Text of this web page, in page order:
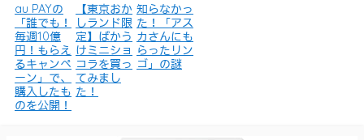
au PAYの
「誰でも！
毎週10億
円！もらえ
るキャンペ
ーン」で、
購入したも
のを公開！
【東京おか
しランド限
定】ばかう
けミニショ
コラを買っ
てみまし
た！
知らなかっ
た！「アス
カさんにも
らったリン
ゴ」の謎